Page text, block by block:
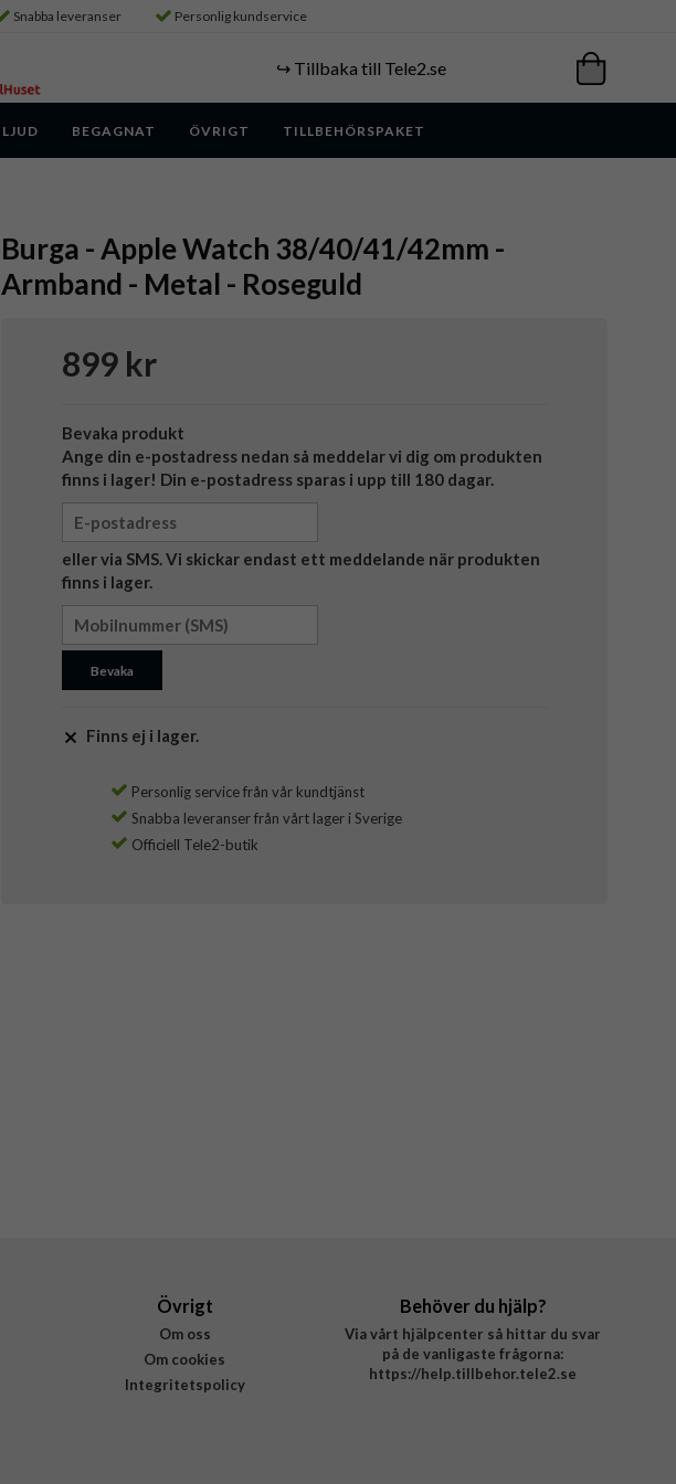
Snabba leveranser Personlig kundservice
↪️ Tillbaka till Tele2.se
LJUD BEGAGNAT ÖVRIGT TILLBEHÖRSPAKET
Burga - Apple Watch 38/40/41/42mm -
Armband - Metal - Roseguld
899 kr
Bevaka produkt
Ange din e-postadress nedan så meddelar vi dig om produkten
finns i lager! Din e-postadress sparas i upp till 180 dagar.
eller via SMS. Vi skickar endast ett meddelande när produkten
finns i lager.
Bevaka
Finns ej i lager.
Personlig service från vår kundtjänst
Snabba leveranser från vårt lager i Sverige
Officiell Tele2-butik
Övrigt
Om oss
Om cookies
Integritetspolicy
Behöver du hjälp?
Via vårt hjälpcenter så hittar du svar
på de vanligaste frågorna:
https://help.tillbehor.tele2.se